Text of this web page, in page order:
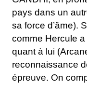
pays dans un
sa force d’âme).
comme Hercule
quant à lui
reconnaissance
épreuve. On